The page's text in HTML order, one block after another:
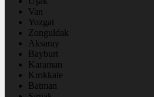
Van
Yozgat
Zonguldak
Aksaray
Bayburt
Karaman
Kırıkkale
Batman